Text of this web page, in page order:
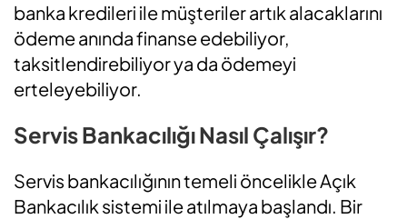
banka kredileri ile müşteriler artık alacaklarını
ödeme anında finanse edebiliyor,
taksitlendirebiliyor ya da ödemeyi
erteleyebiliyor.
Servis Bankacılığı Nasıl Çalışır?
Servis bankacılığının temeli öncelikle Açık
Bankacılık sistemi ile atılmaya başlandı. Bir